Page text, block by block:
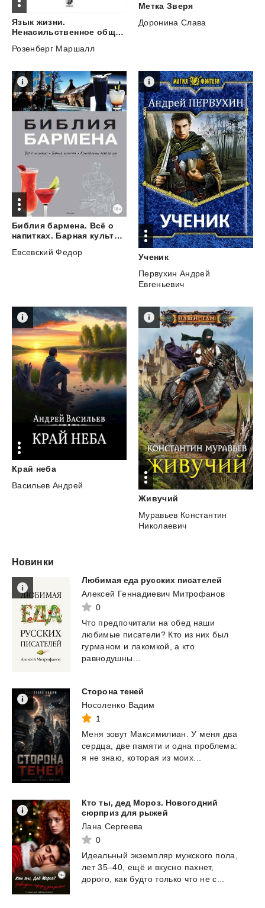
Язык жизни.
Ненасильственное общение
Розенберг Маршалл
Метка Зверя
Доронина Слава
Библия бармена. Всё о
напитках. Барная культура. Коктейльная революция
Евсевский Федор
Ученик
Первухин Андрей
Евгеньевич
Край неба
Васильев Андрей
Живучий
Муравьев Константин
Николаевич
Новинки
Любимая еда русских писателей
Алексей Геннадиевич Митрофанов
0
Что предпочитали на обед наши
любимые писатели? Кто из них был
гурманом и лакомкой, а кто
равнодушны...
Сторона теней
Носоленко Вадим
1
Меня зовут Максимилиан. У меня два
сердца,
две памяти и одна проблема:
я не знаю, которая из моих...
Кто ты, дед Мороз. Новогодний
сюрприз для рыжей
Лана Сергеева
0
Идеальный экземпляр мужского пола,
лет 35–40, ещё и вкусно пахнет,
дорого,
как будто только что не с...